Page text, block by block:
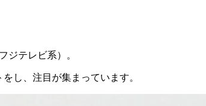
ジテレビ系）。
し、注目が集まっています。